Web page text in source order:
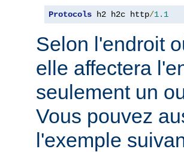
Protocols h2 h2c http/1.1
Selon l'endroit
elle affectera
seulement un
Vous pouvez
l'exemple